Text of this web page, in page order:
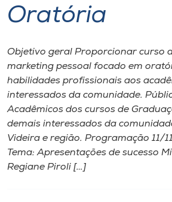
Atendimento ao Estudante
Portal de Ensino
A
Internacionalização
I.nova
Oratória
Objetivo geral Proporcionar curso
marketing pessoal focado em
habilidades profissionais aos
interessados da comunidade.
Acadêmicos dos cursos de
demais interessados da
Videira e região. Programação 11/
Tema: Apresentações de sucesso
Regiane Piroli […]